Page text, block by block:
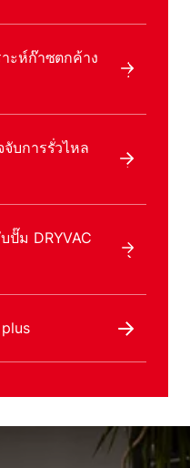
ะห์ก๊าซตกค้าง
บการรั่วไหล
ปั๊ม DRYVAC